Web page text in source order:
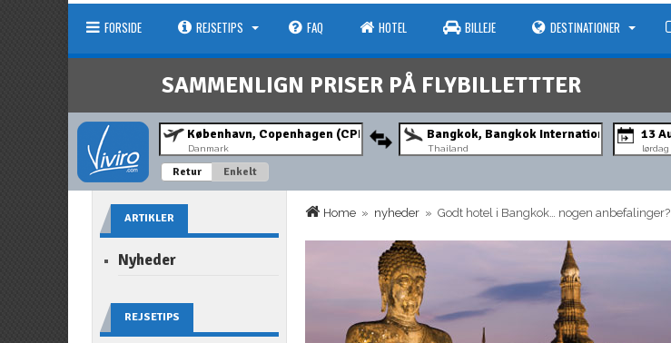
FORSIDE REJSETIPS FAQ HOTEL BILLEJE DESTINATIONER
SAMMENLIGN PRISER PÅ FLYBILLETTTER
Danmark Thailand lørdag
Retur Enkelt
Home » nyheder » Godt hotel i Bangkok… nogen anbefalinger?
ARTIKLER
Nyheder
REJSETIPS